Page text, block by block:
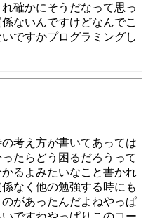
確かにそうだなって思っ
ないんですけどなんでこ
ですかプログラミングし
考え方が書いてあっては
たらどう困るだろうって
るよみたいなこと書かれ
なく他の勉強する時にも
があったんだよねやっぱ